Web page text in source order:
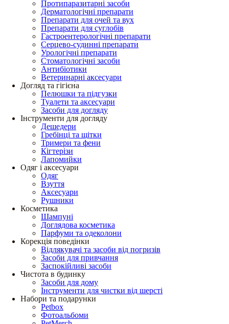
Протипаразитарні засоби
Дерматологічні препарати
Препарати для очей та вух
Препарати для суглобів
Гастроентерологічні препарати
Серцево-судинні препарати
Урологічні препарати
Стоматологічні засоби
Антибіотики
Ветеринарні аксесуари
Догляд та гігієна
Пелюшки та підгузки
Туалети та аксесуари
Засоби для догляду
Інструменти для догляду
Дешедери
Гребінці та щітки
Тримери та фени
Кігтерізи
Лапомийки
Одяг і аксесуари
Одяг
Взуття
Аксесуари
Рушники
Косметика
Шампуні
Доглядова косметика
Парфуми та одеколони
Корекція поведінки
Відлякувачі та засоби від погризів
Засоби для привчання
Заспокійливі засоби
Чистота в будинку
Засоби для дому
Інструменти для чистки від шерсті
Набори та подарунки
Petbox
Фотоальбоми